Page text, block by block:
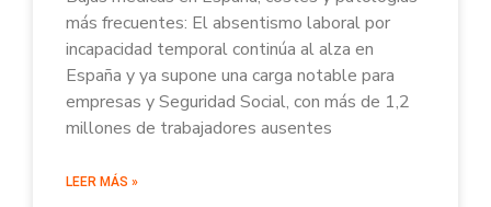
más frecuentes: El absentismo laboral por
incapacidad temporal continúa al alza en
España y ya supone una carga notable para
empresas y Seguridad Social, con más de 1,2
millones de trabajadores ausentes
LEER MÁS »